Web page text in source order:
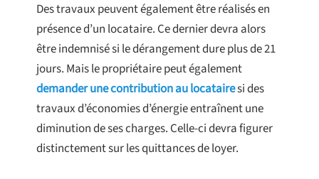
Des travaux peuvent également être réalisés en
présence d’un locataire. Ce dernier devra alors
être indemnisé si le dérangement dure plus de 21
jours. Mais le propriétaire peut également
demander une contribution au locatairesi des
travaux d’économies d’énergie entraînent une
diminution de ses charges. Celle-ci devra figurer
distinctement sur les quittances de loyer.